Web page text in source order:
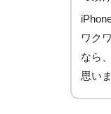
ワク
なら
思い